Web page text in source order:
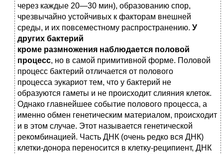
через каждые 20—30 мин), образованию спор,
чрезвычайно устойчивых к факторам внешней
среды, и их повсеместному распространению. У
других бактерий
кроме размножения наблюдается половой
процесс, но в самой примитивной форме. Половой
процесс бактерий отличается от полового
процесса эукариот тем, что у бактерий не
образуются гаметы и не происходит слияния клеток.
Однако главнейшее событие полового процесса, а
именно обмен генетическим материалом, происходит
и в этом случае. Этот называется генетической
рекомбинацией. Часть ДНК (очень редко вся ДНК)
клетки-донора переносится в клетку-реципиент, ДНК